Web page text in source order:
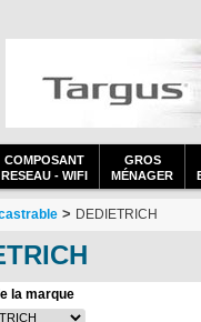
COMPOSANT
RESEAU - WIFI
GROS
MÉNAGER
> DEDIETRICH
la marque